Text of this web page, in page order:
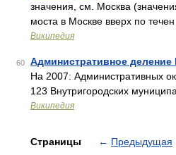
значения, см. Москва
моста в Москве вверх по течен
Википедия
60 Административное
На 2007: Административных
123 Внутригородских
Википедия
Страницы ← Предыдущая